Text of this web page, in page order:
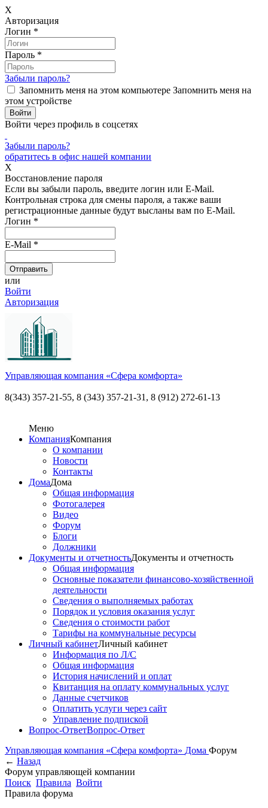
X
Авторизация
Логин *
Пароль *
Забыли пароль?
Запомнить меня на этом компьютере Запомнить меня на
этом устройстве
Войти через профиль в соцсетях
Забыли пароль?
обратитесь в офис нашей компании
X
Восстановление пароля
Если вы забыли пароль, введите логин или E-Mail.
Контрольная строка для смены пароля, а также ваши
регистрационные данные будут высланы вам по E-Mail.
Логин *
E-Mail *
или
Войти
Авторизация
Управляющая компания «Сфера комфорта»
8(343) 357-21-55, 8 (343) 357-21-31, 8 (912) 272-61-13
Меню
КомпанияКомпания
О компании
Новости
Контакты
ДомаДома
Общая информация
Фотогалерея
Видео
Форум
Блоги
Должники
Документы и отчетностьДокументы и отчетность
Общая информация
Основные показатели финансово-хозяйственной
деятельности
Сведения о выполняемых работах
Порядок и условия оказания услуг
Сведения о стоимости работ
Тарифы на коммунальные ресурсы
Личный кабинетЛичный кабинет
Информация по Л/С
Общая информация
История начислений и оплат
Квитанция на оплату коммунальных услуг
Данные счетчиков
Оплатить услуги через сайт
Управление подпиской
Вопрос-ОтветВопрос-Ответ
Управляющая компания «Сфера комфорта» Дома Форум
← Назад
Форум управляющей компании
Поиск Правила Войти
Правила форума